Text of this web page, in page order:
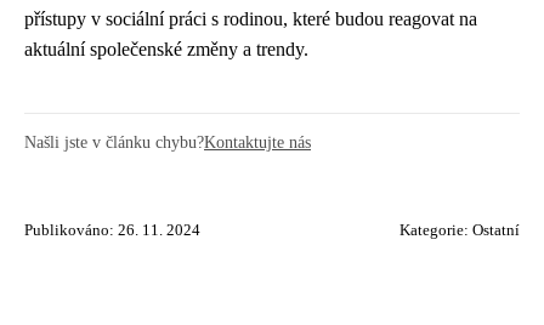
přístupy v sociální práci s rodinou, které budou reagovat na
aktuální společenské změny a trendy.
Našli jste v článku chybu?Kontaktujte nás
Publikováno: 26. 11. 2024 Kategorie: Ostatní